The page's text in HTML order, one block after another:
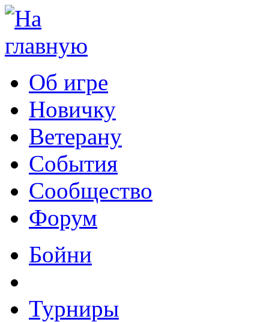
Об игре
Новичку
Ветерану
События
Сообщество
Форум
Бойни
Турниры